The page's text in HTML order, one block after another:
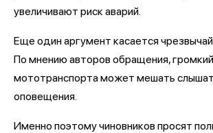
увеличивают риск аварий.
Еще один аргумент касается
По мнению авторов обращения,
мототранспорта может мешать
оповещения.
Именно поэтому чиновников просят